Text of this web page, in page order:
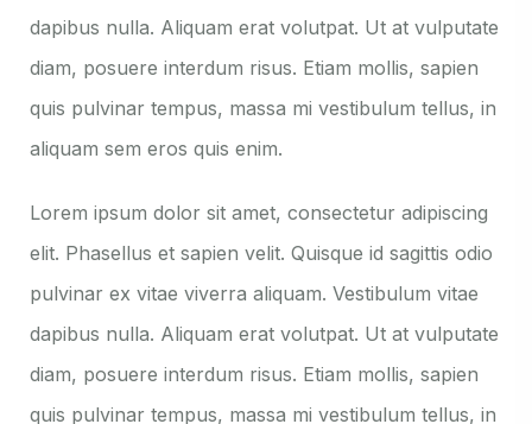
dapibus nulla. Aliquam erat volutpat. Ut at vulputate
diam, posuere interdum risus. Etiam mollis, sapien
quis pulvinar tempus, massa mi vestibulum tellus, in
aliquam sem eros quis enim.
Lorem ipsum dolor sit amet, consectetur adipiscing
elit. Phasellus et sapien velit. Quisque id sagittis odio
pulvinar ex vitae viverra aliquam. Vestibulum vitae
dapibus nulla. Aliquam erat volutpat. Ut at vulputate
diam, posuere interdum risus. Etiam mollis, sapien
quis pulvinar tempus, massa mi vestibulum tellus, in